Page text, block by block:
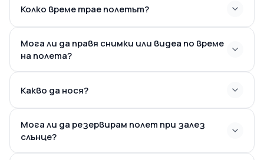
Колко време трае полетът?
Мога ли да правя снимки или видеа по време
на полета?
Какво да нося?
Мога ли да резервирам полет при залез
слънце?